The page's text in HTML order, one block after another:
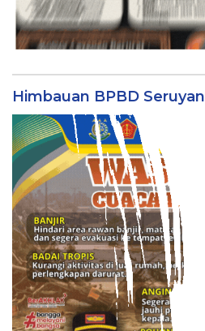
Himbauan BPBD Seruyan